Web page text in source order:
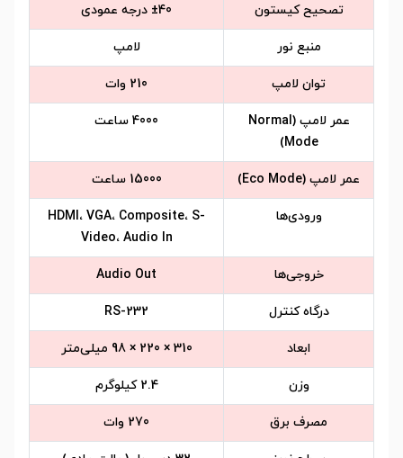
تصحیح کیستون ±40 درجه عمودی
منبع نور لامپ
توان لامپ 210 وات
عمر لامپ (Normal
Mode)
4000 ساعت
عمر لامپ (Eco Mode) 15000 ساعت
ورودی‌ها
HDMI، VGA، Composite، S-
Video، Audio In
خروجی‌ها Audio Out
درگاه کنترل RS-232
ابعاد 310 × 220 × 98 میلی‌متر
وزن 2.4 کیلوگرم
مصرف برق 270 وات